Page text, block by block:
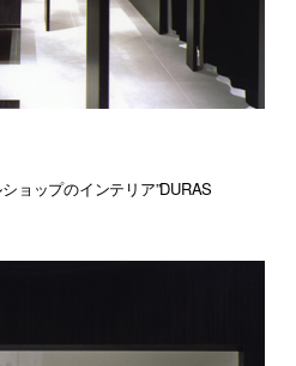
ョップのインテリア”DURAS